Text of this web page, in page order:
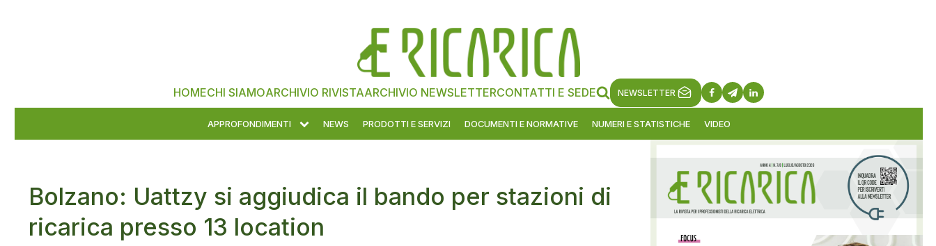
HOMECHI SIAMOARCHIVIO RIVISTAARCHIVIO NEWSLETTERCONTATTI E SEDE NEWSLETTER
APPROFONDIMENTI NEWS PRODOTTI E SERVIZI DOCUMENTI E NORMATIVE NUMERI E STATISTICHE VIDEO
Bolzano: Uattzy si aggiudica il bando per stazioni di
ricarica presso 13 location